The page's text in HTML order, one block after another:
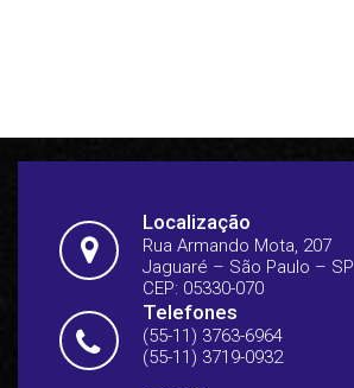
Localização
Rua Armando Mota, 207
Jaguaré – São Paulo – SP
CEP: 05330-070
Telefones
(55-11) 3763-6964
(55-11) 3719-0932